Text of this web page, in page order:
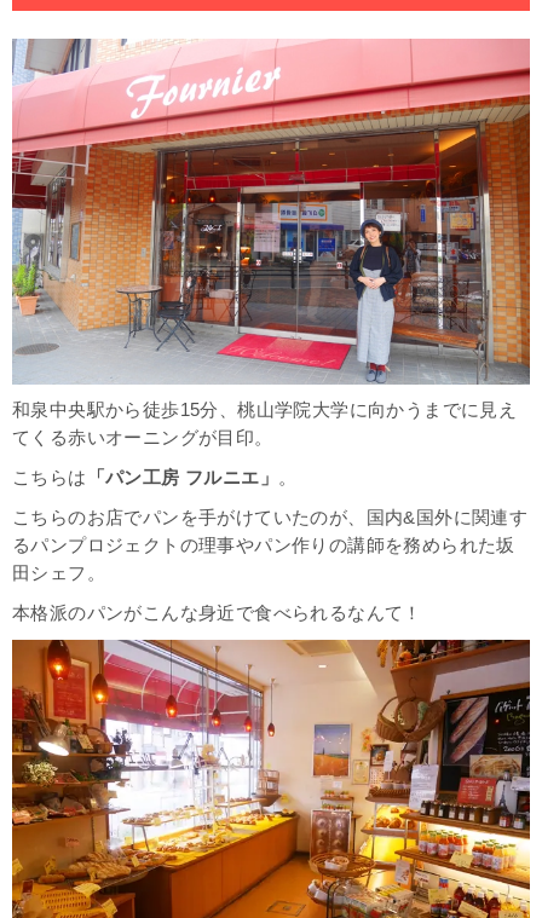
和泉中央駅から徒歩15分、桃山学院大学に向かうまでに見え
てくる赤いオーニングが目印。
こちらは 「パン工房 フルニエ」 。
こちらのお店でパンを手がけていたのが、国内&国外に関連す
るパンプロジェクトの理事やパン作りの講師を務められた坂
田シェフ。
本格派のパンがこんな身近で食べられるなんて！